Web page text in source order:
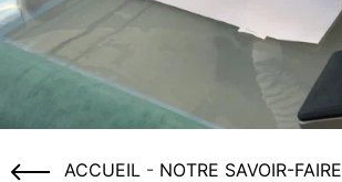
ACCUEIL - NOTRE SAVOIR-FAIRE